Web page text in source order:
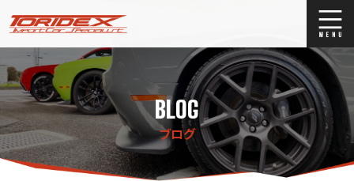
ブログ
Stock list
ストックリスト
買取
BLOG
ブログ